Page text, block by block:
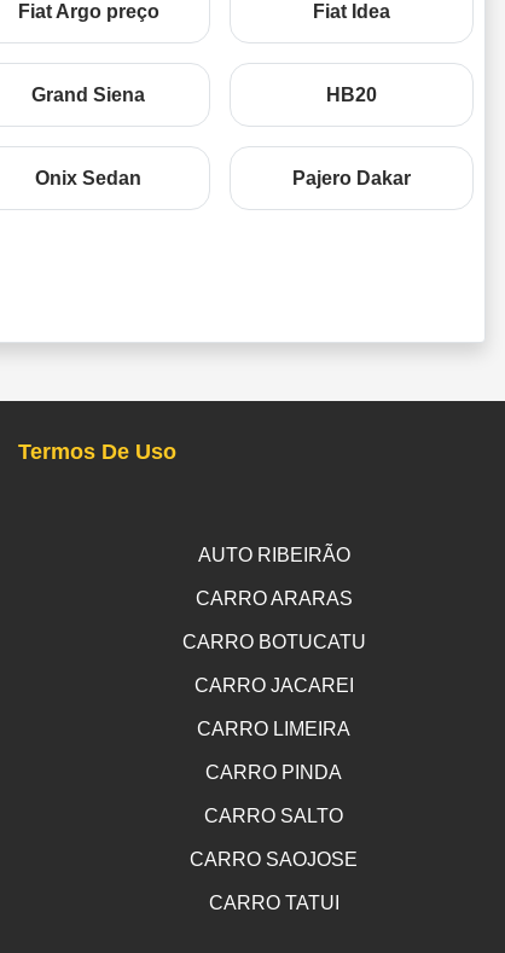
Fiat Argo preço Fiat Idea
Grand Siena HB20
Onix Sedan Pajero Dakar
Termos De Uso
AUTO RIBEIRÃO
CARRO ARARAS
CARRO BOTUCATU
CARRO JACAREI
CARRO LIMEIRA
CARRO PINDA
CARRO SALTO
CARRO SAOJOSE
CARRO TATUI